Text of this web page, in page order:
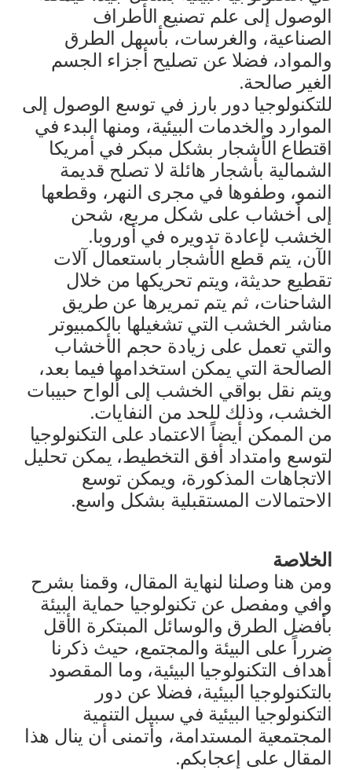
الوصول إلى علم تصنيع الأطراف
الصناعية، والغرسات، بأسهل الطرق
والمواد، فضلا عن تصليح أجزاء الجسم
الغير صالحة.
للتكنولوجيا دور بارز في توسع الوصول إلى
الموارد والخدمات البيئية، ومنها البدء في
اقتطاع الأشجار بشكل مبكر في أمريكا
الشمالية بأشجار هائلة لا تصلح قديمة
النمو، وطفوها في مجرى النهر، وقطعها
إلى أخشاب على شكل مربع، شحن
الخشب لإعادة تدويره في أوروبا.
الآن، يتم قطع الأشجار باستعمال آلات
تقطيع حديثة، ويتم تحريكها من خلال
الشاحنات، ثم يتم تمريرها عن طريق
مناشر الخشب التي تشغيلها بالكمبيوتر
والتي تعمل على زيادة حجم الأخشاب
الصالحة التي يمكن استخدامها فيما بعد،
ويتم نقل بواقي الخشب إلى ألواح حبيبات
الخشب، وذلك للحد من النفايات.
من الممكن أيضاً الاعتماد على التكنولوجيا
لتوسع وامتداد أفق التخطيط، يمكن تحليل
الاتجاهات المذكورة، ويمكن توسع
الاحتمالات المستقبلية بشكل واسع.
الخلاصة
ومن هنا وصلنا لنهاية المقال، وقمنا بشرح
وافي ومفصل عن تكنولوجيا حماية البيئة
بأفضل الطرق والوسائل المبتكرة الأقل
ضرراً على البيئة والمجتمع، حيث ذكرنا
أهداف التكنولوجيا البيئية، وما المقصود
بالتكنولوجيا البيئية، فضلا عن دور
التكنولوجيا البيئية في سبيل التنمية
المجتمعية المستدامة، وأتمنى أن ينال هذا
المقال على إعجابكم.